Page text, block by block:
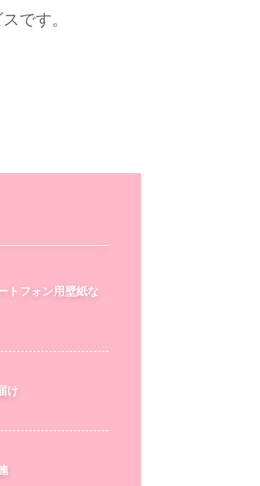
です。
トフォン用壁紙な
け